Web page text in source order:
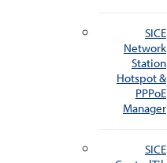
SICE
Network
Station
Hotspot &
PPPoE
Manager
SICE